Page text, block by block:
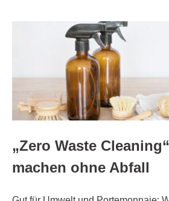
„Zero Waste
machen ohne Abfall